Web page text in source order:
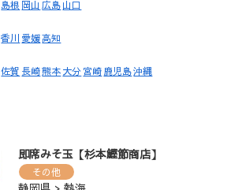
島根 岡山 広島山口
香川 愛媛高知
佐賀 長崎熊本大分 宮崎鹿児島沖縄
即席みそ玉【杉本鰹節商店】
その他